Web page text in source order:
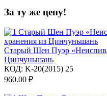
За ту же цену!
Старый Шен Пуэр
Цинчуньшань
КОД: K-20(2015) 25
960.00 ₽